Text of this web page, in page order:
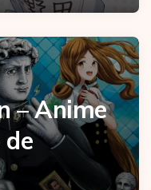
– Anime